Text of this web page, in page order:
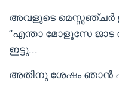
അവളുടെ
“എന്താ മോളൂസേ
ഇട്ടു…
അതിനു ശേഷം ഞാൻ